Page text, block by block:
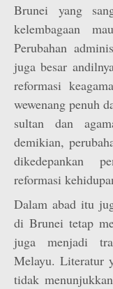
Brunei yang
kelembagaan
Perubahan
juga besar
reformasi
wewenang penuh
sultan dan
demikian,
dikedepankan
reformasi
Dalam abad itu
di Brunei tetap
juga menjadi
Melayu. Literatur
tidak